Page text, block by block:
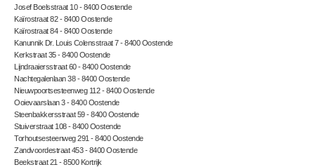
Josef Boelsstraat 10 - 8400 Oostende
Kaïrostraat 82 - 8400 Oostende
Kaïrostraat 84 - 8400 Oostende
Kanunnik Dr. Louis Colensstraat 7 - 8400 Oostende
Kerkstraat 35 - 8400 Oostende
Lijndraaiersstraat 60 - 8400 Oostende
Nachtegalenlaan 38 - 8400 Oostende
Nieuwpoortsesteenweg 112 - 8400 Oostende
Ooievaarslaan 3 - 8400 Oostende
Steenbakkersstraat 59 - 8400 Oostende
Stuiverstraat 108 - 8400 Oostende
Torhoutsesteenweg 291 - 8400 Oostende
Zandvoordestraat 453 - 8400 Oostende
Beekstraat 21 - 8500 Kortrijk